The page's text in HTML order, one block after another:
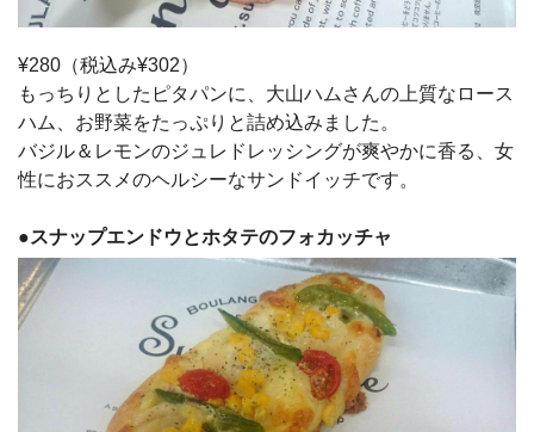
¥280（税込み¥302）
もっちりとしたピタパンに、大山ハムさんの上質なロース
ハム、お野菜をたっぷりと詰め込みました。
バジル＆レモンのジュレドレッシングが爽やかに香る、女
性におススメのヘルシーなサンドイッチです。
●スナップエンドウとホタテのフォカッチャ